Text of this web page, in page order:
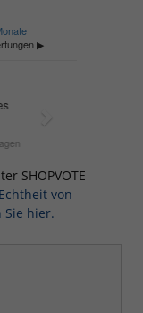
SHOPVOTE
von
hier.